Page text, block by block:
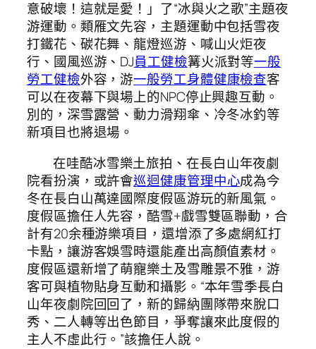
意破壞！這就是愛！」了“冰與火之歌”主題夜
游運動。類雁文先容，主題運動中包括雪夜
打鐵花、碳花舞、龍燈巡游、喊山火炬夜
行、國風巡游、DJ員工健檢篝火派對等一般
勞工健檢外容，游一般勞工身體健康檢查客
可以在夜幕下與場上的NPC停止興趣互動。
別的，深雪露營、動力滑翔傘、冷冬冰釣等
新項目也將退場。
在哇酷冰雪樂土旅拍、在長白山年夜劇
院看扮演，或許會巡迴健康管理中心成為今
冬在長白山萬達國際度假區游玩的新風氣。
度假區擔任人先容，酷雪+戲雪雙區聯動，合
計有20余種游樂項目，還增添了多處網紅打
卡點，讓游客娛雪時還能產出高顏值素材。
度假區還新增了萌寵樂土及雪雕景不雅，游
客可與植物貼身互動和攝影。“本年雪季長白
山年夜劇院回回了，新的歸納團隊帶來脫口
秀、二人轉等出色節目，爭奪讓來此度假的
主人不虛此行。”該擔任人說。